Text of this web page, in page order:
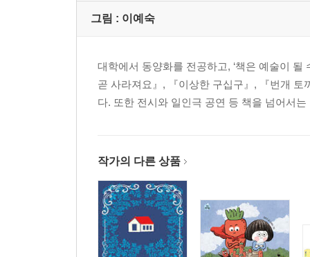
그림 : 이예숙
대학에서 동양화를 전공하고, ‘책은 예술이
곧 사라져요』, 『이상한 구십구』, 『번개
다. 또한 전시와 일인극 공연 등 책을 넘어서
작가의 다른 상품